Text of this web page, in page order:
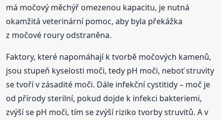
má močový měchýř omezenou kapacitu, je nutná
okamžitá veterinární pomoc, aby byla překážka
z močové roury odstraněna.
Faktory, které napomáhají k tvorbě močových kamenů,
jsou stupeň kyselosti moči, tedy pH moči, neboť struvity
se tvoří v zásadité moči. Dále infekční cystitidy – moč je
od přírody sterilní, pokud dojde k infekci bakteriemi,
zvýší se pH moči, tím se zvýší riziko tvorby struvitů. A v